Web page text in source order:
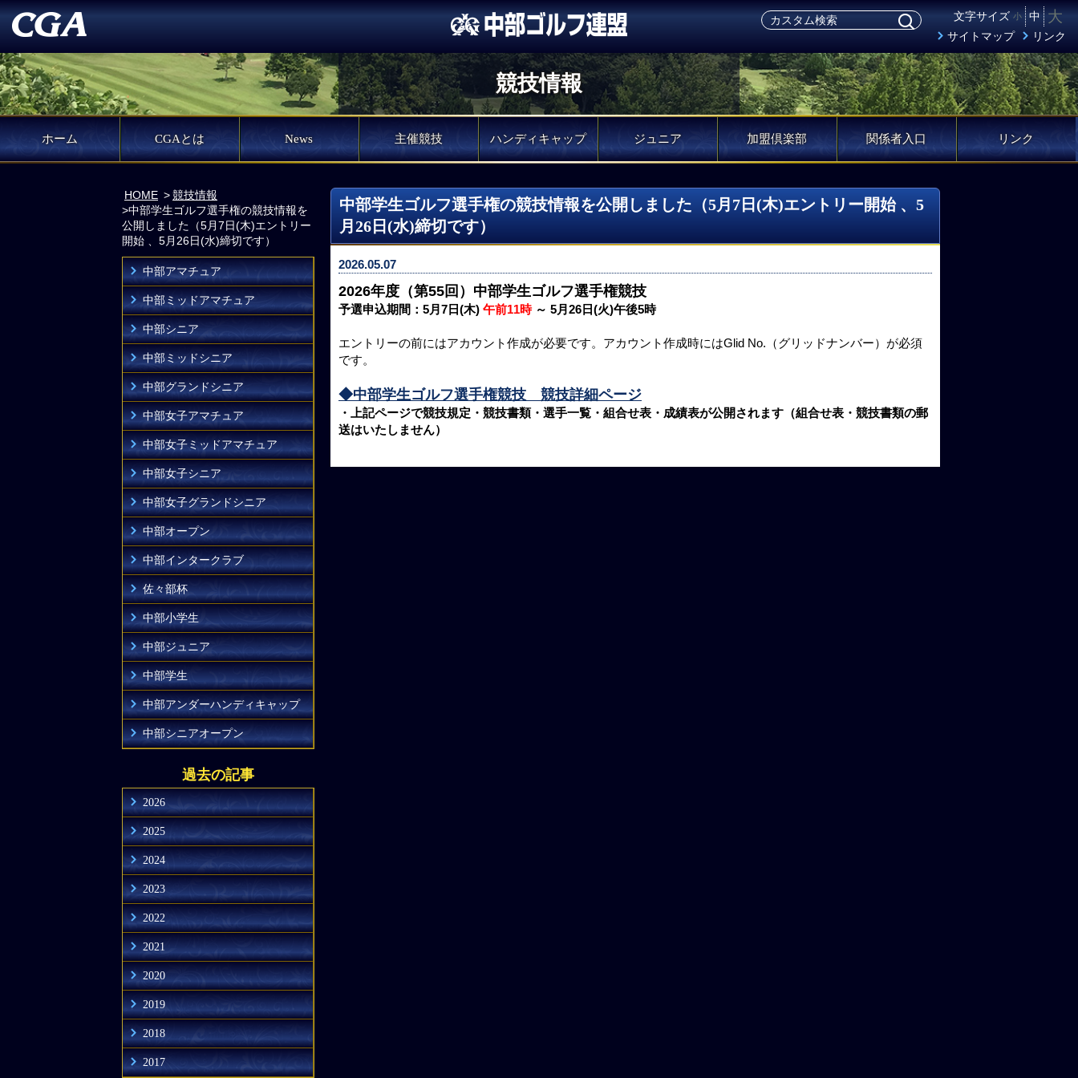
文字サイズ 小 中 大
サイトマップ リンク
競技情報
ホーム CGAとは News 主催競技 ハンディキャップ ジュニア 加盟倶楽部 関係者入口 リンク
HOME
競技情報
中部学生ゴルフ選手権の競技情報を
公開しました（5月7日(木)エントリー
開始 、5月26日(水)締切です）
中部アマチュア
中部ミッドアマチュア
中部シニア
中部ミッドシニア
中部グランドシニア
中部女子アマチュア
中部女子ミッドアマチュア
中部女子シニア
中部女子グランドシニア
中部オープン
中部インタークラブ
佐々部杯
中部小学生
中部ジュニア
中部学生
中部アンダーハンディキャップ
中部シニアオープン
過去の記事
2026
2025
2024
2023
2022
2021
2020
2019
2018
2017
中部学生ゴルフ選手権の競技情報を公開しました（5月7日(木)エントリー開始 、5
月26日(水)締切です）
2026.05.07
2026年度（第55回）中部学生ゴルフ選手権競技
予選申込期間：5月7日(木) 午前11時～ 5月26日(火)午後5時
エントリーの前にはアカウント作成が必要です。アカウント作成時にはGlid No.（グリッドナンバー）が必須
です。
◆中部学生ゴルフ選手権競技 競技詳細ページ
・上記ページで競技規定・競技書類・選手一覧・組合せ表・成績表が公開されます（組合せ表・競技書類の郵
送はいたしません）